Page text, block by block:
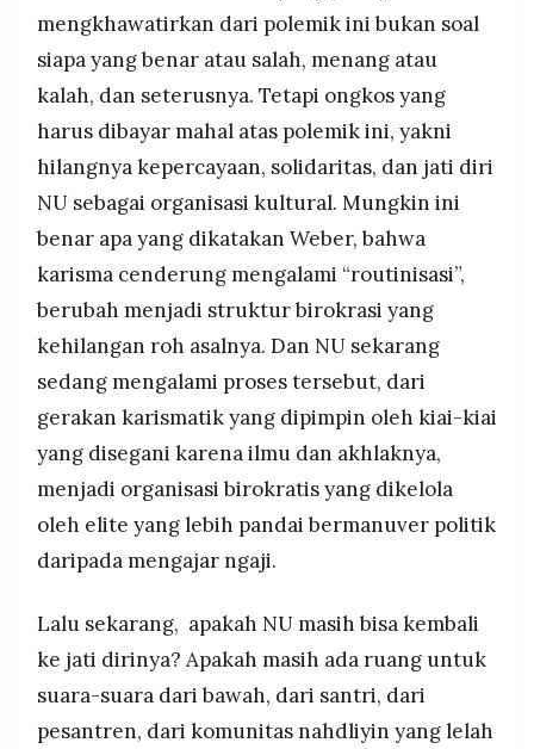
mengkhawatirkan dari polemik ini bukan soal
siapa yang benar atau salah, menang atau
kalah, dan seterusnya. Tetapi ongkos yang
harus dibayar mahal atas polemik ini, yakni
hilangnya kepercayaan, solidaritas, dan jati diri
NU sebagai organisasi kultural. Mungkin ini
benar apa yang dikatakan Weber, bahwa
karisma cenderung mengalami “routinisasi”,
berubah menjadi struktur birokrasi yang
kehilangan roh asalnya. Dan NU sekarang
sedang mengalami proses tersebut, dari
gerakan karismatik yang dipimpin oleh kiai-kiai
yang disegani karena ilmu dan akhlaknya,
menjadi organisasi birokratis yang dikelola
oleh elite yang lebih pandai bermanuver politik
daripada mengajar ngaji.
Lalu sekarang, apakah NU masih bisa kembali
ke jati dirinya? Apakah masih ada ruang untuk
suara-suara dari bawah, dari santri, dari
pesantren, dari komunitas nahdliyin yang lelah